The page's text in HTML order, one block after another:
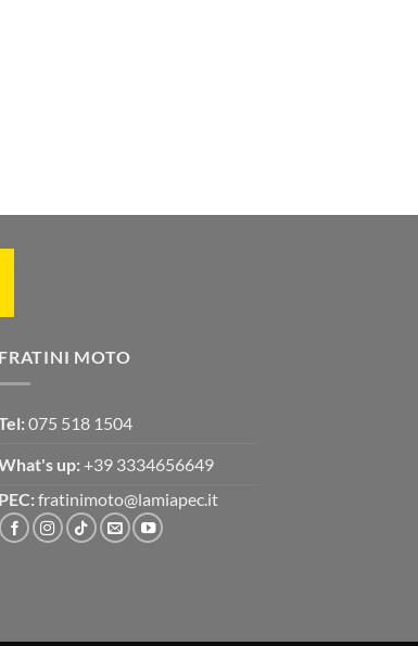
FRATINI MOTO
075 518 1504
up: +39 3334656649
PEC: fratinimoto@lamiapec.it